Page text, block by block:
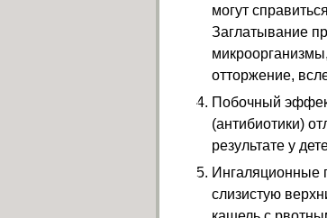
могут
Заглатывание
отторжение,
Побочный
(антибиотики)
результате у
Ингаляционные
слизистую